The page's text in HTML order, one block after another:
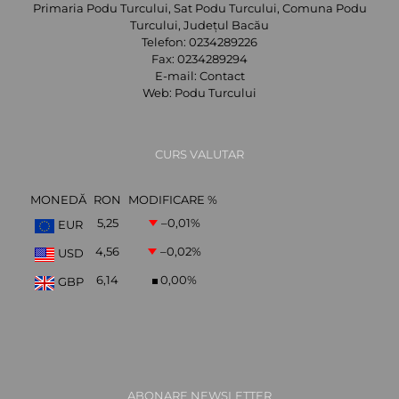
Primaria Podu Turcului, Sat Podu Turcului, Comuna Podu
Turcului, Județul Bacău
Telefon: 0234289226
Fax: 0234289294
E-mail: Contact
Web: Podu Turcului
CURS VALUTAR
MONEDĂ RON
MODIFICARE %
EUR
5,25 –0,01%
USD 4,56 –0,02%
GBP 6,14 0,00%
ABONARE NEWSLETTER